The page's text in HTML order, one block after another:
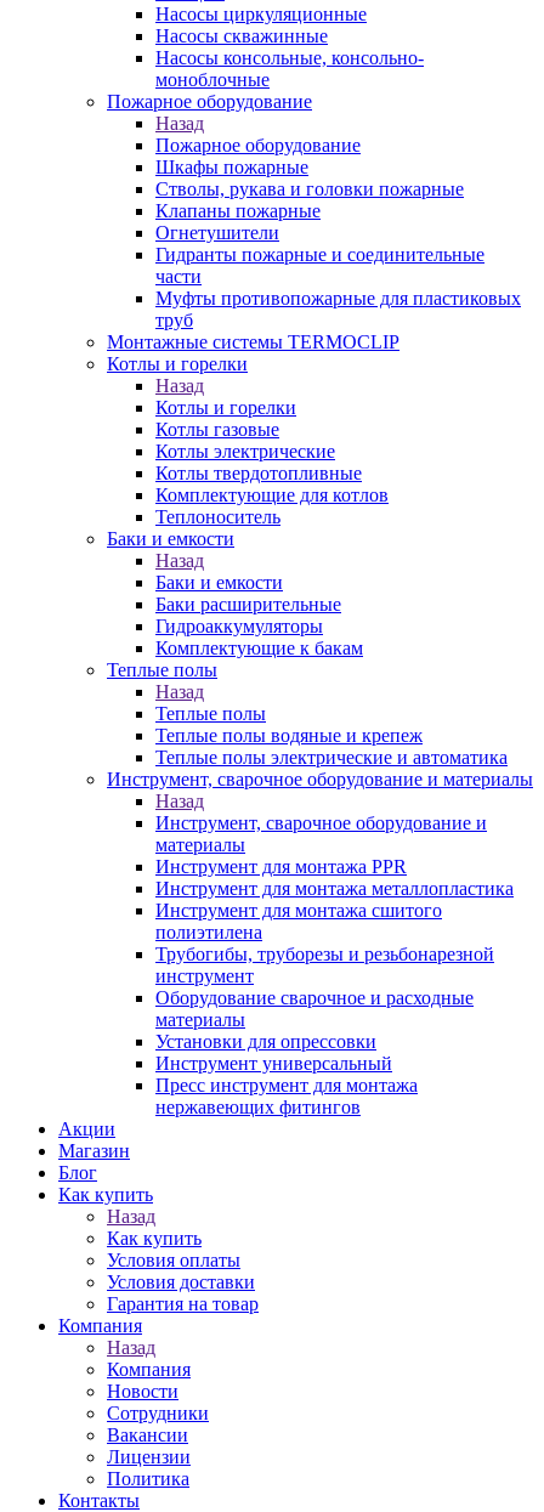
Насосы циркуляционные
Насосы скважинные
Насосы консольные, консольно-
моноблочные
Пожарное оборудование
Назад
Пожарное оборудование
Шкафы пожарные
Стволы, рукава и головки пожарные
Клапаны пожарные
Огнетушители
Гидранты пожарные и соединительные
части
Муфты противопожарные для пластиковых
труб
Монтажные системы TERMOCLIP
Котлы и горелки
Назад
Котлы и горелки
Котлы газовые
Котлы электрические
Котлы твердотопливные
Комплектующие для котлов
Теплоноситель
Баки и емкости
Назад
Баки и емкости
Баки расширительные
Гидроаккумуляторы
Комплектующие к бакам
Теплые полы
Назад
Теплые полы
Теплые полы водяные и крепеж
Теплые полы электрические и автоматика
Инструмент, сварочное оборудование и материалы
Назад
Инструмент, сварочное оборудование и
материалы
Инструмент для монтажа PPR
Инструмент для монтажа металлопластика
Инструмент для монтажа сшитого
полиэтилена
Трубогибы, труборезы и резьбонарезной
инструмент
Оборудование сварочное и расходные
материалы
Установки для опрессовки
Инструмент универсальный
Пресс инструмент для монтажа
нержавеющих фитингов
Акции
Магазин
Блог
Как купить
Назад
Как купить
Условия оплаты
Условия доставки
Гарантия на товар
Компания
Назад
Компания
Новости
Сотрудники
Вакансии
Лицензии
Политика
Контакты